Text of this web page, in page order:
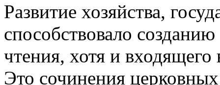
Развитие хозяйства,
способствовало
чтения, хотя и
Это сочинения